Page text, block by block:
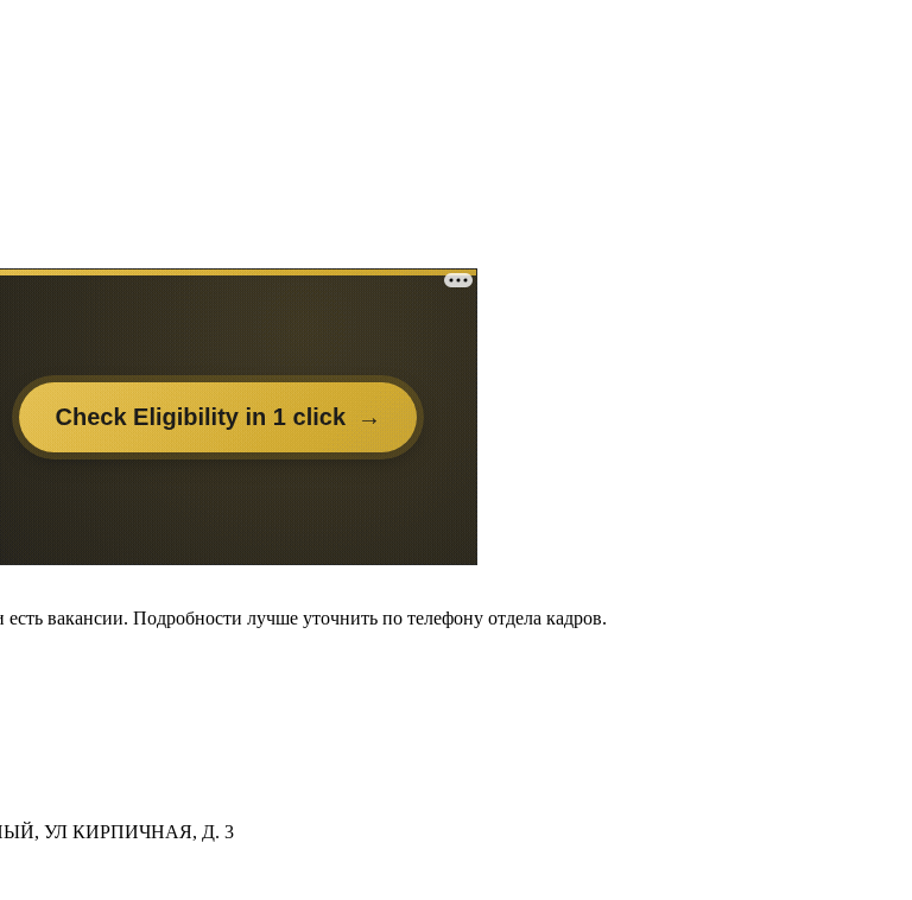
вакансии. Подробности лучше уточнить по телефону отдела кадров.
УЛ КИРПИЧНАЯ, Д. 3